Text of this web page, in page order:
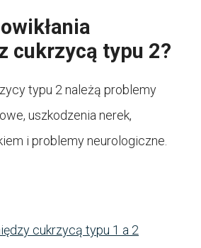
cukrzycą typu 2?
typu 2 należą problemy
uszkodzenia nerek,
i problemy neurologiczne.
cukrzycą typu 1 a 2